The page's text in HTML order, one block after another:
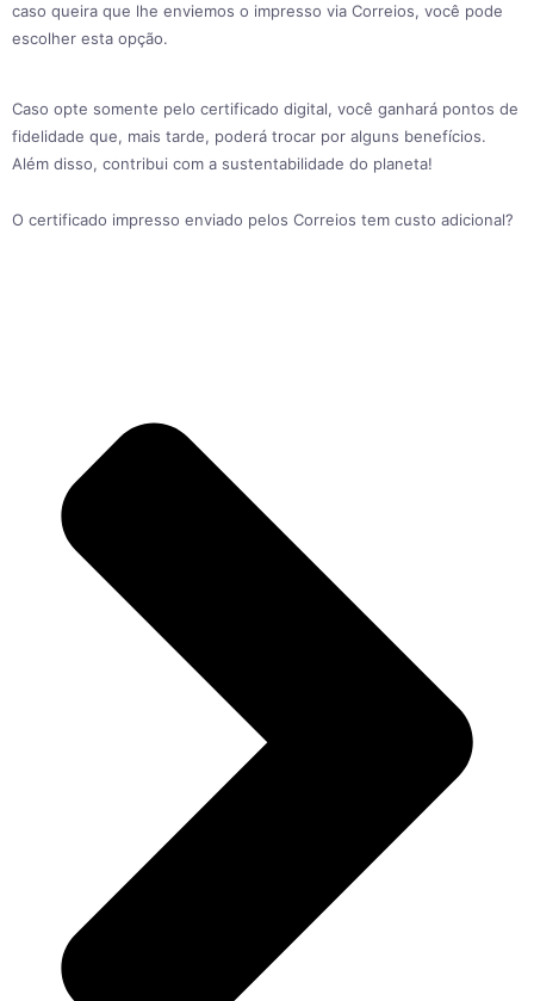
caso queira que lhe enviemos o impresso via Correios, você pode
escolher esta opção.
Caso opte somente pelo certificado digital, você ganhará pontos de
fidelidade que, mais tarde, poderá trocar por alguns benefícios.
Além disso, contribui com a sustentabilidade do planeta!
O certificado impresso enviado pelos Correios tem custo adicional?